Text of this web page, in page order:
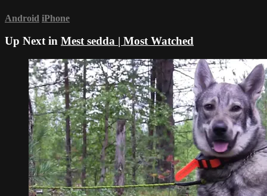
Android iPhone
Up Next in Mest sedda | Most Watched